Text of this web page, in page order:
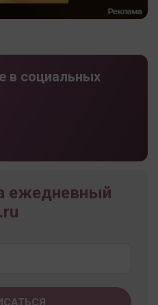
в социальных
ежедневный